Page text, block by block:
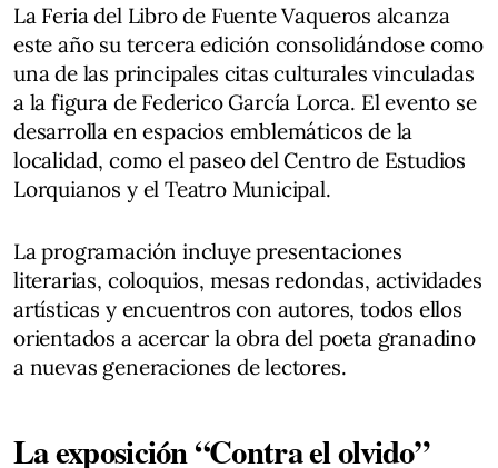
La Feria del Libro de Fuente Vaqueros alcanza
este año su tercera edición consolidándose como
una de las principales citas culturales vinculadas
a la figura de Federico García Lorca. El evento se
desarrolla en espacios emblemáticos de la
localidad, como el paseo del Centro de Estudios
Lorquianos y el Teatro Municipal.
La programación incluye presentaciones
literarias, coloquios, mesas redondas, actividades
artísticas y encuentros con autores, todos ellos
orientados a acercar la obra del poeta granadino
a nuevas generaciones de lectores.
La exposición “Contra el olvido”